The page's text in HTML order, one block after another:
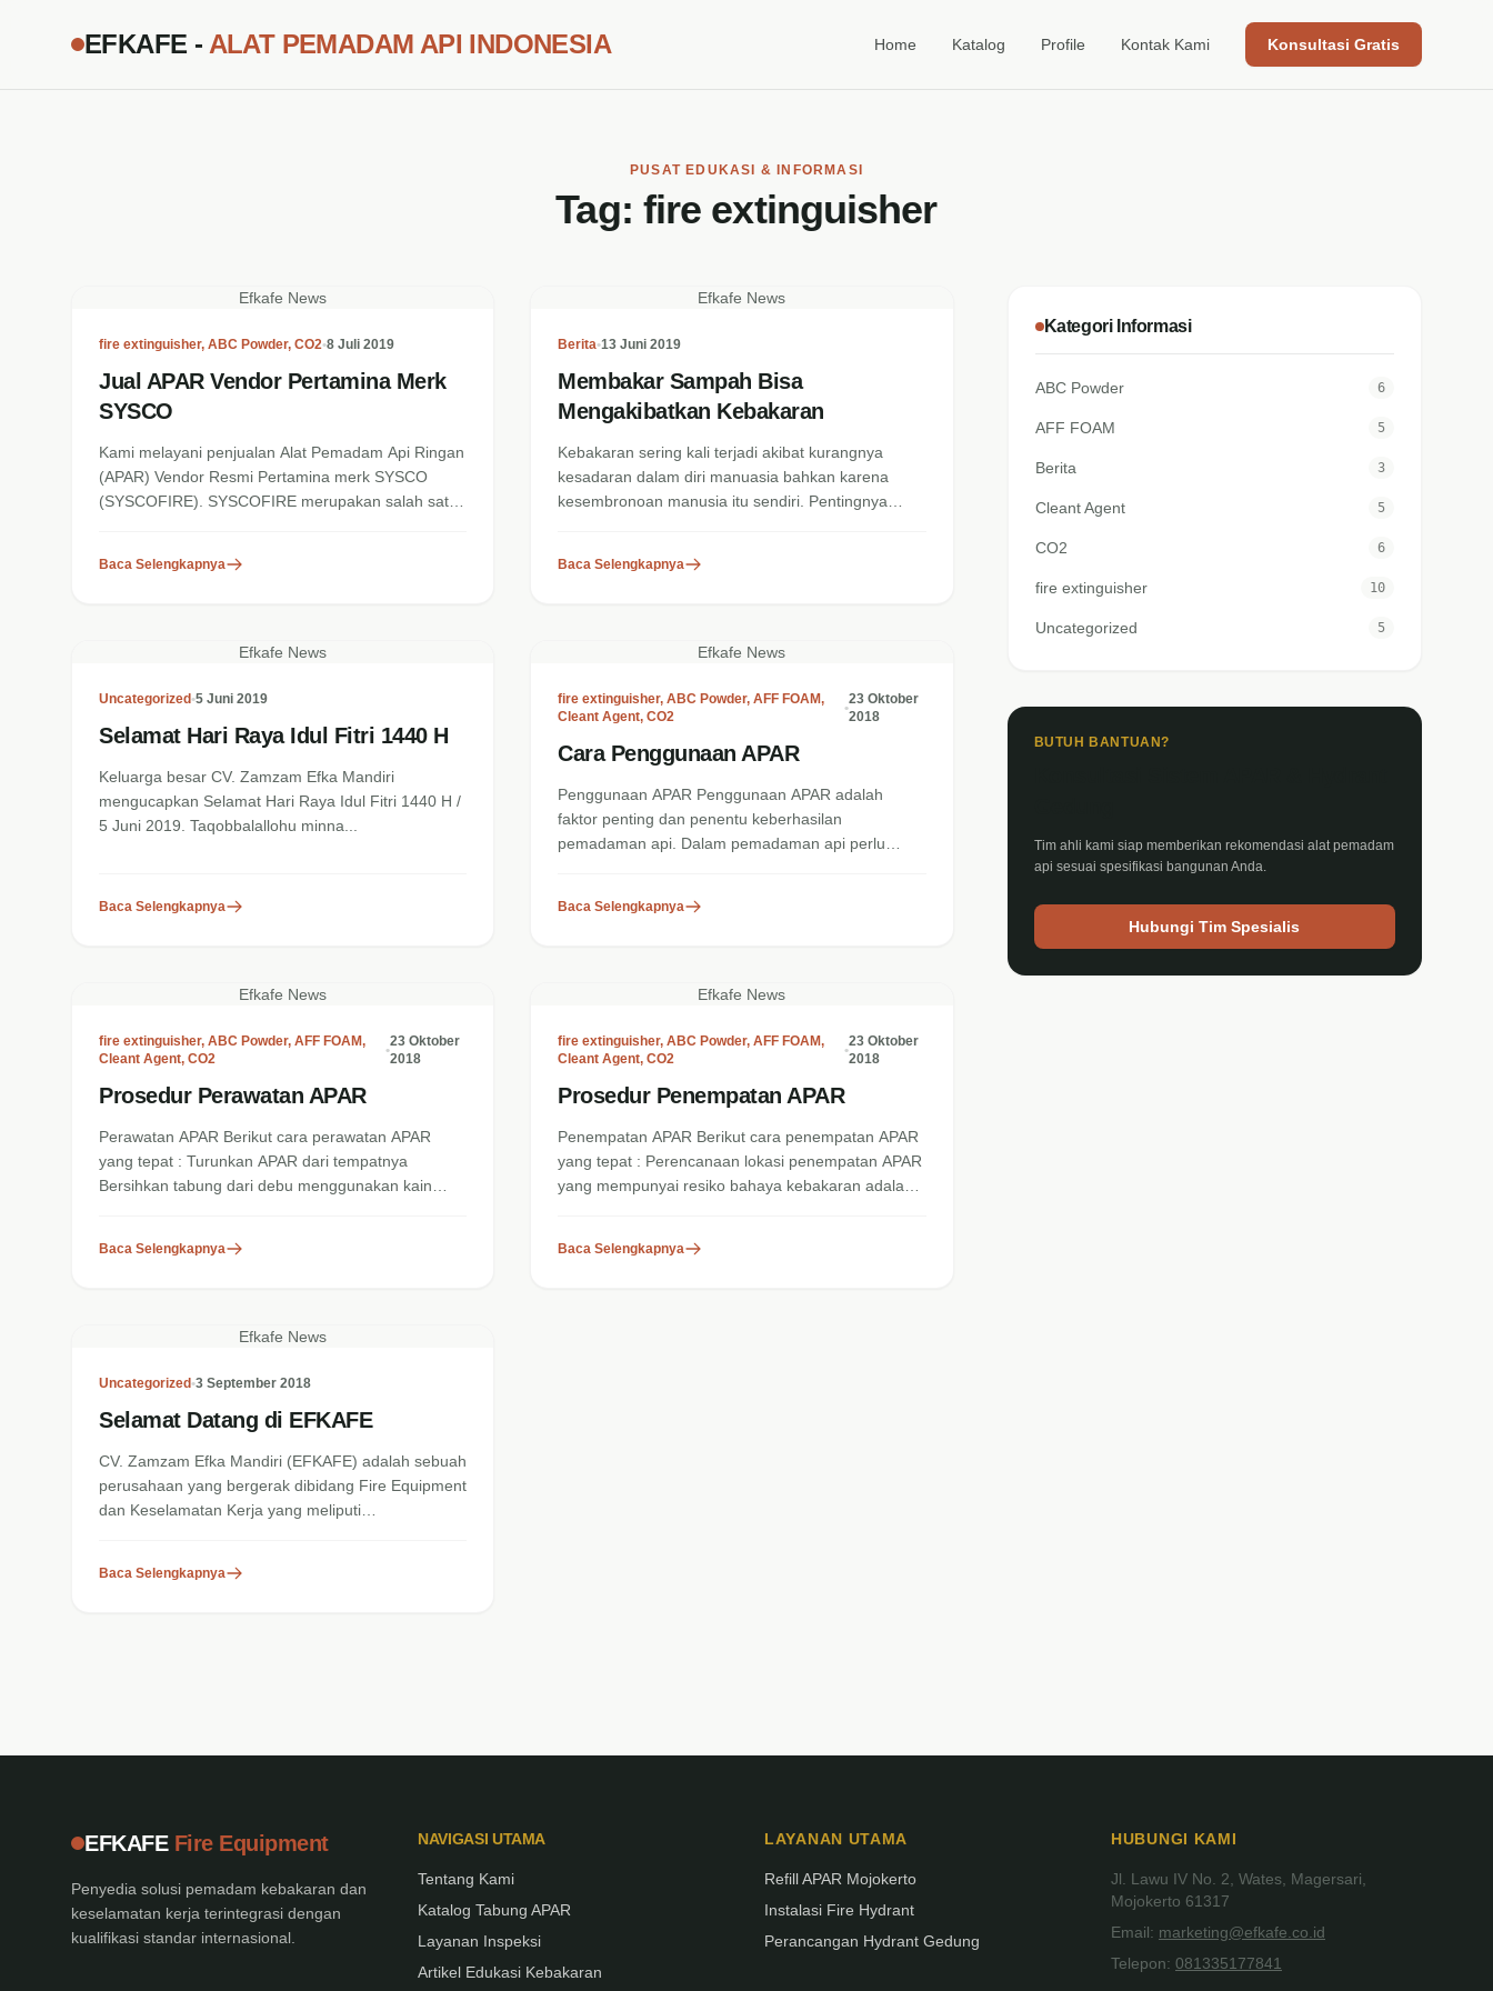
EFKAFE - ALAT PEMADAM API INDONESIA Home Katalog Profile Kontak Kami Konsultasi Gratis
PUSAT EDUKASI & INFORMASI
Tag: fire extinguisher
Efkafe News
fire extinguisher, ABC Powder, CO2•8 Juli 2019
Jual APAR Vendor Pertamina Merk
SYSCO
Kami melayani penjualan Alat Pemadam Api Ringan
(APAR) Vendor Resmi Pertamina merk SYSCO
(SYSCOFIRE). SYSCOFIRE merupakan salah satu
Baca Selengkapnya
Efkafe News
Berita•13 Juni 2019
Membakar Sampah Bisa
Mengakibatkan Kebakaran
Kebakaran sering kali terjadi akibat kurangnya
kesadaran dalam diri manuasia bahkan karena
kesembronoan manusia itu sendiri. Pentingnya
Baca Selengkapnya
Efkafe News
Uncategorized•5 Juni 2019
Selamat Hari Raya Idul Fitri 1440 H
Keluarga besar CV. Zamzam Efka Mandiri
mengucapkan Selamat Hari Raya Idul Fitri 1440 H /
5 Juni 2019. Taqobbalallohu minna...
Baca Selengkapnya
Efkafe News
fire extinguisher,ABC Powder,AFF FOAM,
Cleant Agent,CO2
•
23 Oktober
2018
Cara Penggunaan APAR
Penggunaan APAR Penggunaan APAR adalah
faktor penting dan penentu keberhasilan
pemadaman api. Dalam pemadaman api perlu
Baca Selengkapnya
Efkafe News
fire extinguisher, ABC Powder, AFF FOAM,
Cleant Agent, CO2
•
23 Oktober
2018
Prosedur Perawatan APAR
Perawatan APAR Berikut cara perawatan APAR
yang tepat : Turunkan APAR dari tempatnya
Bersihkan tabung dari debu menggunakan kain
Baca Selengkapnya
Efkafe News
fire extinguisher,ABC Powder,AFF FOAM,
Cleant Agent,CO2
•
23 Oktober
2018
Prosedur Penempatan APAR
Penempatan APAR Berikut cara penempatan APAR
yang tepat : Perencanaan lokasi penempatan APAR
yang mempunyai resiko bahaya kebakaran adalah
Baca Selengkapnya
Efkafe News
Uncategorized•3 September 2018
Selamat Datang di EFKAFE
CV. Zamzam Efka Mandiri (EFKAFE) adalah sebuah
perusahaan yang bergerak dibidang Fire Equipment
dan Keselamatan Kerja yang meliputi
Baca Selengkapnya
Kategori Informasi
ABC Powder 6
AFF FOAM 5
Berita 3
Cleant Agent 5
CO2 6
fire extinguisher 10
Uncategorized 5
BUTUH BANTUAN?
Tim ahli kami siap memberikan rekomendasi alat pemadam
api sesuai spesifikasi bangunan Anda.
Hubungi Tim Spesialis
EFKAFE Fire Equipment
Penyedia solusi pemadam kebakaran dan
keselamatan kerja terintegrasi dengan
kualifikasi standar internasional.
NAVIGASI UTAMA
Tentang Kami
Katalog Tabung APAR
Layanan Inspeksi
Artikel Edukasi Kebakaran
LAYANAN UTAMA
Refill APAR Mojokerto
Instalasi Fire Hydrant
Perancangan Hydrant Gedung
HUBUNGI KAMI
Jl. Lawu IV No. 2, Wates, Magersari,
Mojokerto 61317
Email: marketing@efkafe.co.id
Telepon: 081335177841